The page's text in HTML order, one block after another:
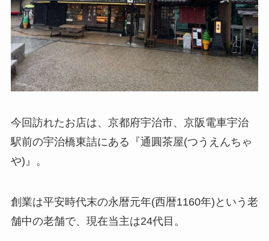
今回訪れたお店は、京都府宇治市、京阪電車宇治
駅前の宇治橋東詰にある『通圓茶屋(つうえんちゃ
や)』。
創業は平安時代末の永暦元年(西暦1160年)という老
舗中の老舗で、現在当主は24代目。